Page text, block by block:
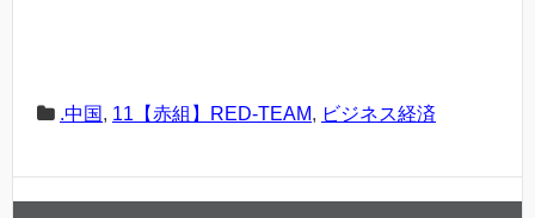
.中国, 11【赤組】RED-TEAM, ビジネス経済